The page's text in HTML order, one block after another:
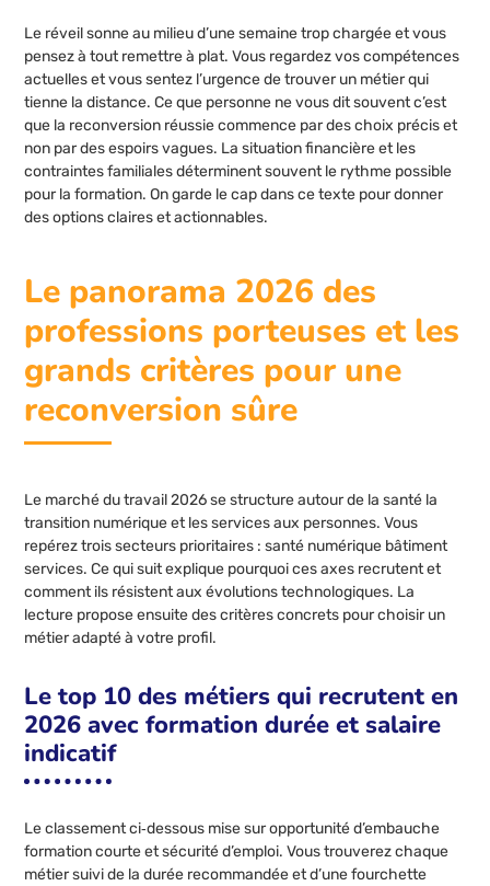
Le réveil sonne au milieu d’une semaine trop chargée et vous
pensez à tout remettre à plat. Vous regardez vos compétences
actuelles et vous sentez l’urgence de trouver un métier qui
tienne la distance. Ce que personne ne vous dit souvent c’est
que la reconversion réussie commence par des choix précis et
non par des espoirs vagues. La situation financière et les
contraintes familiales déterminent souvent le rythme possible
pour la formation. On garde le cap dans ce texte pour donner
des options claires et actionnables.
Le panorama 2026 des
professions porteuses et les
grands critères pour une
reconversion sûre
Le marché du travail 2026 se structure autour de la santé la
transition numérique et les services aux personnes. Vous
repérez trois secteurs prioritaires : santé numérique bâtiment
services. Ce qui suit explique pourquoi ces axes recrutent et
comment ils résistent aux évolutions technologiques. La
lecture propose ensuite des critères concrets pour choisir un
métier adapté à votre profil.
Le top 10 des métiers qui recrutent en
2026 avec formation durée et salaire
indicatif
Le classement ci‑dessous mise sur opportunité d’embauche
formation courte et sécurité d’emploi. Vous trouverez chaque
métier suivi de la durée recommandée et d’une fourchette